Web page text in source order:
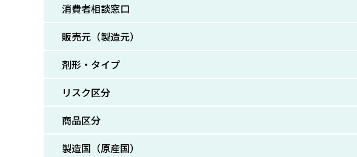
消費者相談窓口
販売元（製造元）
剤形・タイプ
リスク区分
商品区分
製造国（原産国）